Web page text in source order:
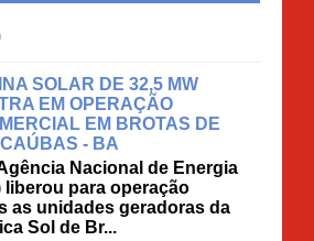
SOLAR DE 32,5 MW
EM OPERAÇÃO
EM BROTAS DE
- BA
Nacional de Energia
liberou para operação
as unidades geradoras da
Sol de Br...